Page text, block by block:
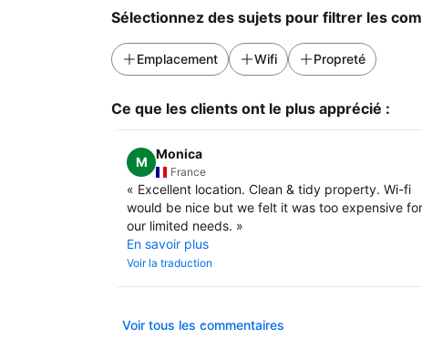
Sélectionnez des sujets pour filtrer les
Emplacement Wifi Propreté
Ce que les clients ont le plus apprécié :
M
Monica
France
« Excellent location. Clean & tidy property. Wi-fi
would be nice but we felt it was too expensive for
our limited needs. »
En savoir plus
Voir la traduction
Voir tous les commentaires